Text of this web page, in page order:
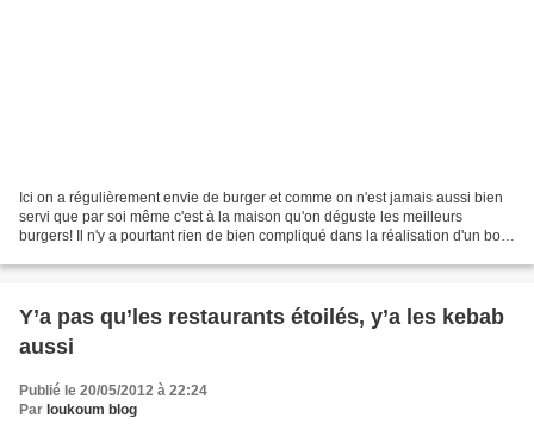
Ici on a régulièrement envie de burger et comme on n'est jamais aussi bien
servi que par soi même c'est à la maison qu'on déguste les meilleurs
burgers! Il n'y a pourtant rien de bien compliqué dans la réalisation d'un bon
Y’a pas qu’les restaurants étoilés, y’a les kebab
aussi
Publié le 20/05/2012 à 22:24
Par loukoum blog